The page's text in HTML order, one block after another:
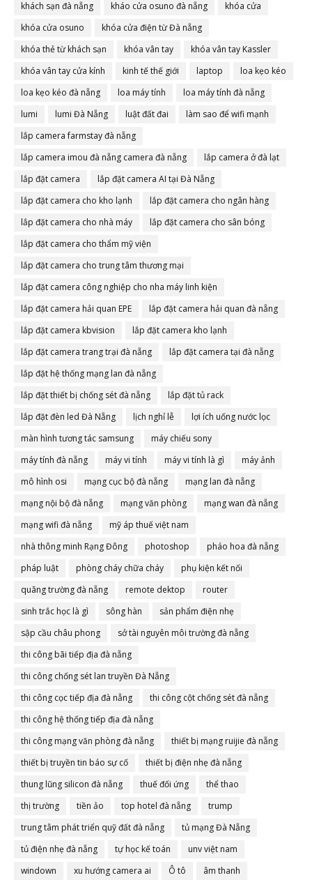
khách sạn đà nẵng kháo cửa osuno đà nẵng
khóa cửa
khóa cửa osuno
khóa cửa điện từ Đà nẵng
khóa thẻ từ khách sạn
khóa vân tay
khóa vân tay Kassler
khóa vân tay cửa kính
kinh tế thế giới laptop
loa kẹo kéo
loa kẹo kéo đà nẵng
loa máy tính
loa máy tính đà nẵng
lumi
lumi Đà Nẵng luật đất đai
làm sao để wifi mạnh
lắp camera farmstay đà nẵng
lắp camera imou đà nẵng camera đà nẵng
lắp camera ở đà lạt
lắp đặt camera
lắp đặt camera AI tại Đà Nẵng
lắp đặt camera cho kho lạnh
lắp đặt camera cho ngân hàng
lắp đặt camera cho nhà máy
lắp đặt camera cho sân bóng
lắp đặt camera cho thẩm mỹ viện
lắp đặt camera cho trung tâm thương mại
lắp đặt camera công nghiệp cho nha máy linh kiện
lắp đặt camera hải quan EPE
lắp đặt camera hải quan đà nẵng
lắp đặt camera kbvision
lắp đặt camera kho lạnh
lắp đặt camera trang trại đà nẵng
lắp đặt camera tại đà nẵng
lắp đặt hệ thống mạng lan đà nẵng
lắp đặt thiết bị chống sét đà nẵng
lắp đặt tủ rack
lắp đặt đèn led Đà Nẵng
lịch nghỉ lễ
lợi ích uống nước lọc
màn hình tương tác samsung
máy chiếu sony
máy tính đà nẵng
máy vi tính máy vi tính là gì
máy ảnh
mô hình osi
mạng cục bộ đà nẵng
mạng lan đà nẵng
mạng nội bộ đà nẵng
mạng văn phòng
mạng wan đà nẵng
mạng wifi đà nẵng
mỹ áp thuế việt nam
nhà thông minh Rạng Đông
photoshop
pháo hoa đà nẵng
pháp luật
phòng cháy chữa cháy
phụ kiện kết nối
quãng trường đà nẵng
remote dektop
router
sinh trắc học là gì
sông hàn
sản phẩm điện nhẹ
sập cầu châu phong
sở tài nguyên môi trường đà nẵng
thi công bãi tiếp địa đà nẵng
thi công chống sét lan truyền Đà Nẵng
thi công cọc tiếp địa đà nẵng
thi công cột chống sét đà nẵng
thi công hệ thống tiếp địa đà nẵng
thi công mạng văn phòng đà nẵng
thiết bị mạng ruijie đà nẵng
thiết bị truyền tin báo sự cố
thiết bị điện nhẹ đà nẵng
thung lũng silicon đà nẵng
thuế đối ứng
thể thao
thị trường
tiền ảo top hotel đà nẵng
trump
trung tâm phát triển quỹ đất đà nẵng
tủ mạng Đà Nẵng
tủ điện nhẹ đà nẵng
tự học kế toán
unv việt nam
windown
xu hướng camera ai Ô tô
âm thanh